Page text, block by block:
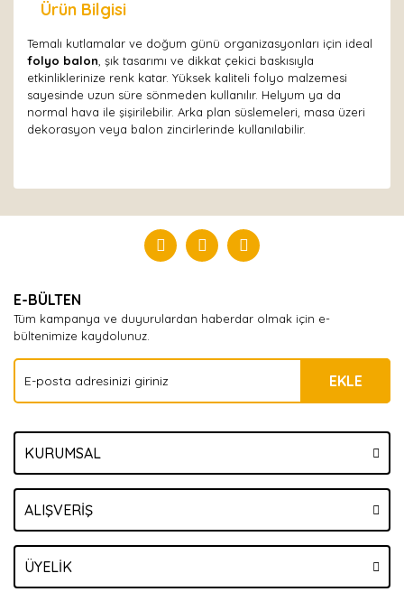
Ürün Bilgisi
Temalı kutlamalar ve doğum günü organizasyonları için ideal
folyo balon , şık tasarımı ve dikkat çekici baskısıyla
etkinliklerinize renk katar. Yüksek kaliteli folyo malzemesi
sayesinde uzun süre sönmeden kullanılır. Helyum ya da
normal hava ile şişirilebilir. Arka plan süslemeleri, masa üzeri
dekorasyon veya balon zincirlerinde kullanılabilir.
Yorum Yaz
E-BÜLTEN
Tüm kampanya ve duyurulardan haberdar olmak için e-
bültenimize kaydolunuz.
EKLE
KURUMSAL
ALIŞVERİŞ
ÜYELİK